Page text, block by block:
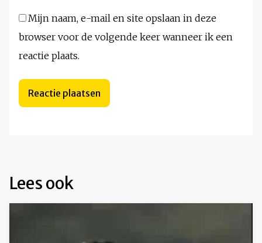
Mijn naam, e-mail en site opslaan in deze
browser voor de volgende keer wanneer ik een
reactie plaats.
Lees ook